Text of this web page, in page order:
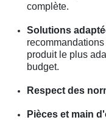
complète.
Solutions
produit le plus
budget.
Respect des
Pièces et main